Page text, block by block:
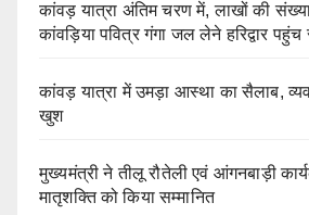
कांवड़ यात्रा अंतिम चरण में, लाखों की
कांवड़िया पवित्र गंगा जल लेने हरिद्वार पहुंच
कांवड़ यात्रा में उमड़ा आस्था का सैलाब,
खुश
मुख्यमंत्री ने तीलू रौतेली एवं आंगनबाड़ी
मातृशक्ति को किया सम्मानित